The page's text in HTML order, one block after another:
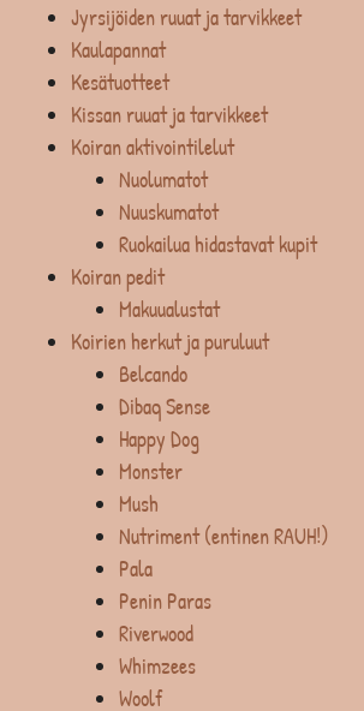
Jyrsijöiden ruuat ja tarvikkeet
Kaulapannat
Kesätuotteet
Kissan ruuat ja tarvikkeet
Koiran aktivointilelut
Nuolumatot
Nuuskumatot
Ruokailua hidastavat kupit
Koiran pedit
Makuualustat
Koirien herkut ja puruluut
Belcando
Dibaq Sense
Happy Dog
Monster
Mush
Nutriment (entinen RAUH!)
Pala
Penin Paras
Riverwood
Whimzees
Woolf